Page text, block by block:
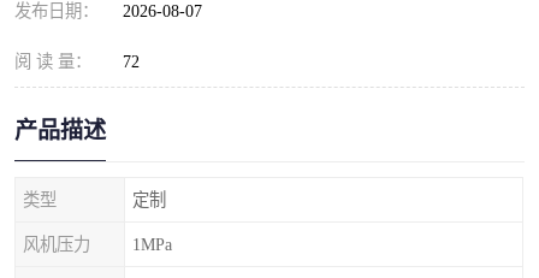
发布日期： 2026-08-07
阅 读 量： 72
产品描述
类型 定制
风机压力 1MPa